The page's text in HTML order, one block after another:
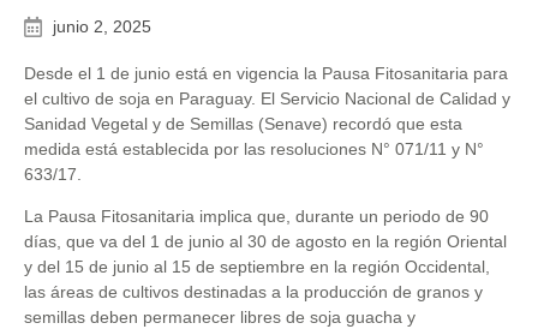
junio 2, 2025
Desde el 1 de junio está en vigencia la Pausa Fitosanitaria para
el cultivo de soja en Paraguay. El Servicio Nacional de Calidad y
Sanidad Vegetal y de Semillas (Senave) recordó que esta
medida está establecida por las resoluciones N° 071/11 y N°
633/17.
La Pausa Fitosanitaria implica que, durante un periodo de 90
días, que va del 1 de junio al 30 de agosto en la región Oriental
y del 15 de junio al 15 de septiembre en la región Occidental,
las áreas de cultivos destinadas a la producción de granos y
semillas deben permanecer libres de soja guacha y